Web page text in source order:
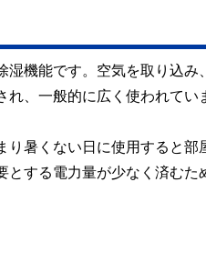
機能です。空気を取り込
、一般的に広く使われてい
暑くない日に使用すると
する電力量が少なく済むた